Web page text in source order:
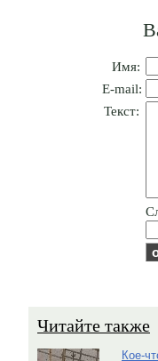
Имя:
E-mail:
Текст:
Читайте также
Кое-